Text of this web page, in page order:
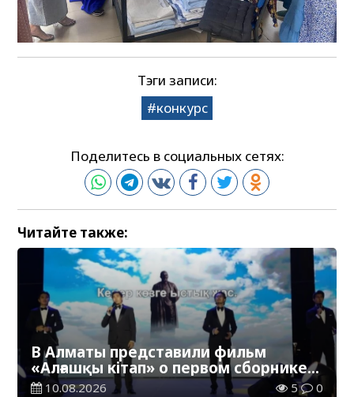
Тэги записи:
конкурс
Поделитесь в социальных сетях:
Читайте также:
В Алматы представили фильм
«Алғашқы кітап» о первом сборнике
произведений Абая
10.08.2026 5 0